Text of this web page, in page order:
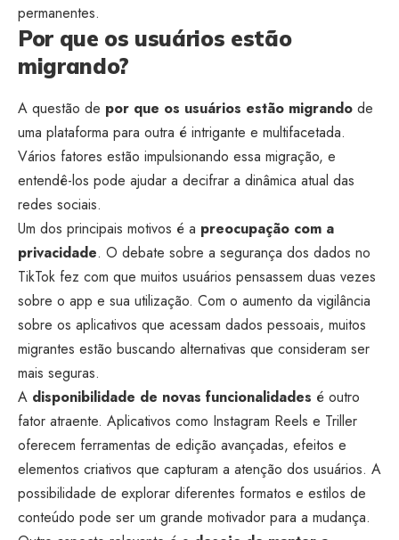
permanentes.
Por que os usuários estão
migrando?
A questão de por que os usuários estão migrando de
uma plataforma para outra é intrigante e multifacetada.
Vários fatores estão impulsionando essa migração, e
entendê-los pode ajudar a decifrar a dinâmica atual das
redes sociais.
Um dos principais motivos é a preocupação com a
privacidade. O debate sobre a segurança dos dados no
TikTok fez com que muitos usuários pensassem duas vezes
sobre o app e sua utilização. Com o aumento da vigilância
sobre os aplicativos que acessam dados pessoais, muitos
migrantes estão buscando alternativas que consideram ser
mais seguras.
A disponibilidade de novas funcionalidades é outro
fator atraente. Aplicativos como Instagram Reels e Triller
oferecem ferramentas de edição avançadas, efeitos e
elementos criativos que capturam a atenção dos usuários. A
possibilidade de explorar diferentes formatos e estilos de
conteúdo pode ser um grande motivador para a mudança.